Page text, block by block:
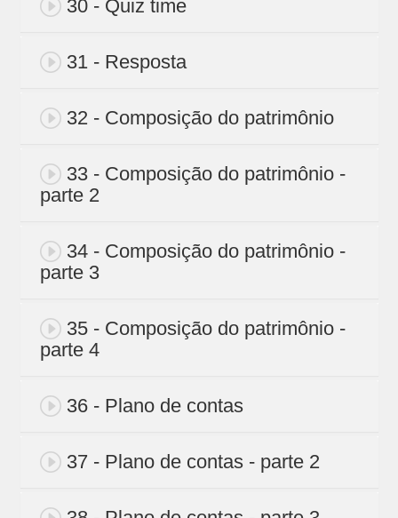
30 - Quiz time
31 - Resposta
32 - Composição do patrimônio
33 - Composição do patrimônio -
parte 2
34 - Composição do patrimônio -
parte 3
35 - Composição do patrimônio -
parte 4
36 - Plano de contas
37 - Plano de contas - parte 2